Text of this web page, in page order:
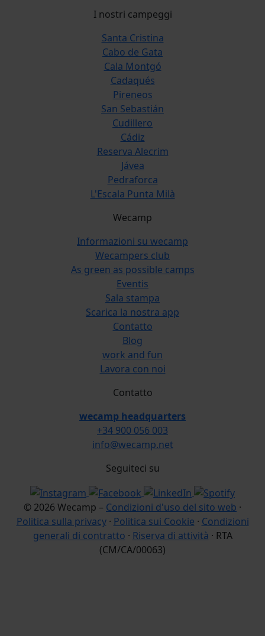
I nostri campeggi
Santa Cristina
Cabo de Gata
Cala Montgó
Cadaqués
Pireneos
San Sebastián
Cudillero
Cádiz
Reserva Alecrim
Jávea
Pedraforca
L'Escala Punta Milà
Wecamp
Informazioni su wecamp
Wecampers club
As green as possible camps
Eventis
Sala stampa
Scarica la nostra app
Contatto
Blog
work and fun
Lavora con noi
Contatto
wecamp headquarters
+34 900 056 003
info@wecamp.net
Seguiteci su
© 2026 Wecamp – Condizioni d'uso del sito web ·
Politica sulla privacy· Politica sui Cookie · Condizioni
generali di contratto · Riserva di attività · RTA
(CM/CA/00063)